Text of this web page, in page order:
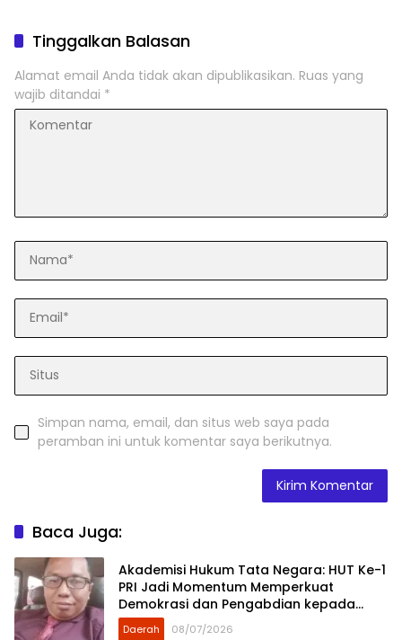
Tinggalkan Balasan
Alamat email Anda tidak akan dipublikasikan. Ruas yang
wajib ditandai *
Simpan nama, email, dan situs web saya pada
peramban ini untuk komentar saya berikutnya.
Baca Juga:
Akademisi Hukum Tata Negara: HUT Ke-1
PRI Jadi Momentum Memperkuat
Demokrasi dan Pengabdian kepada
Rakyat
Daerah 08/07/2026